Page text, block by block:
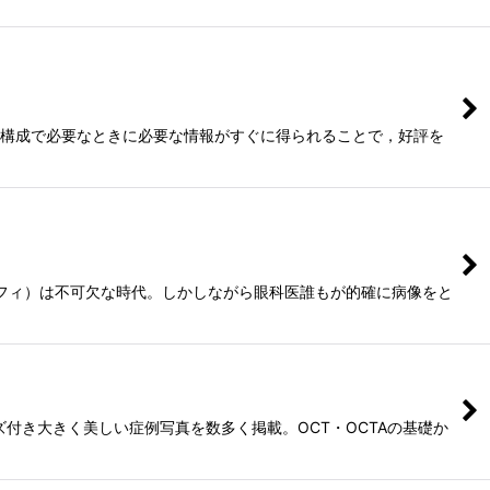
成で必要なときに必要な情報がすぐに得られることで，好評を
）は不可欠な時代。しかしながら眼科医誰もが的確に病像をと
き大きく美しい症例写真を数多く掲載。OCT・OCTAの基礎か